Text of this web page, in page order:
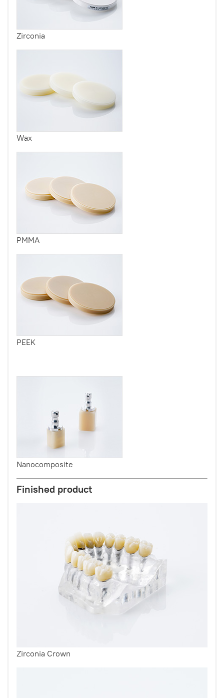
Zirconia
Wax
PMMA
PEEK
Nanocomposite
Finished product
Zirconia Crown